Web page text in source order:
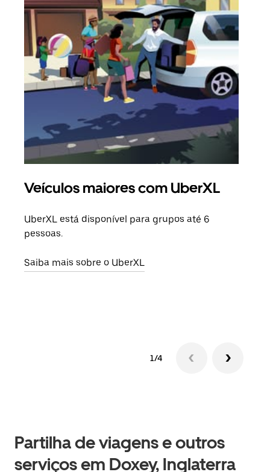
Veículos maiores com UberXL
UberXL está disponível para grupos até 6
pessoas.
Saiba mais sobre o UberXL
1/4
Partilha de viagens e outros
serviços em Doxey, Inglaterra